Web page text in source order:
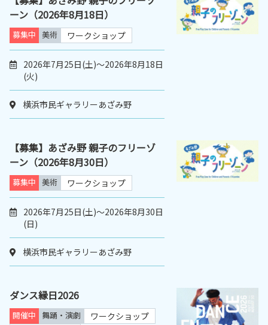
ーン（2026年8月18日）
募集中 美術 ワークショップ
2026年7月25日(土)～2026年8月18日
(火)
横浜市民ギャラリーあざみ野
【募集】あざみ野 親子のフリーゾ
ーン（2026年8月30日）
募集中 美術 ワークショップ
2026年7月25日(土)～2026年8月30日
(日)
横浜市民ギャラリーあざみ野
ダンス縁日2026
開催中 舞踊・演劇
ワークショップ